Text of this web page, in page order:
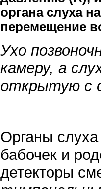
органа слуха
перемещение
Ухо
камеру, а
открытую с
Органы слуха
бабочек и
детекторы